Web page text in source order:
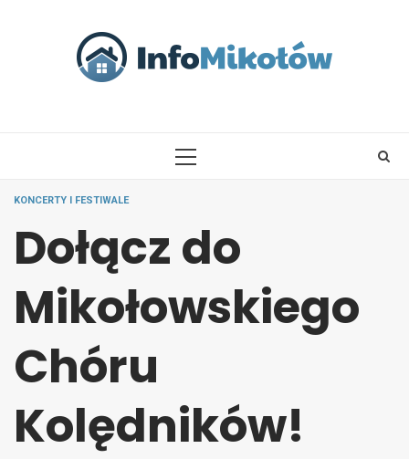
PRIMARY
KONCERTY I FESTIWALE
Dołącz do
Mikołowskiego
Chóru
Kolędników!